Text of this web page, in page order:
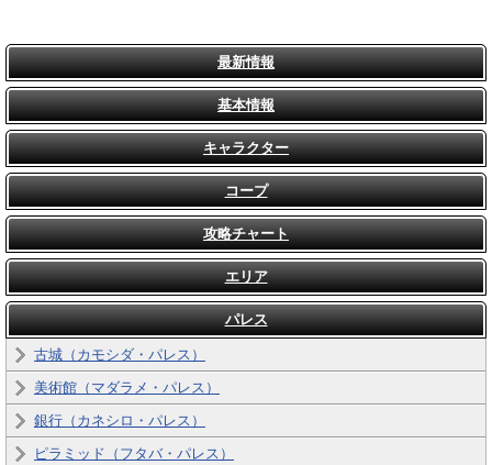
最新情報
基本情報
キャラクター
コープ
攻略チャート
エリア
パレス
古城（カモシダ・パレス）
美術館（マダラメ・パレス）
銀行（カネシロ・パレス）
ピラミッド（フタバ・パレス）